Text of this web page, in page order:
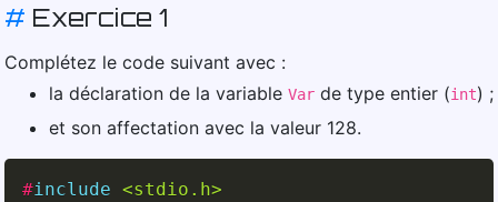
# Exercice 1
Complétez le code suivant avec :
la déclaration de la variable Var de type entier (int) ;
et son affectation avec la valeur 128.
#include <stdio.h>